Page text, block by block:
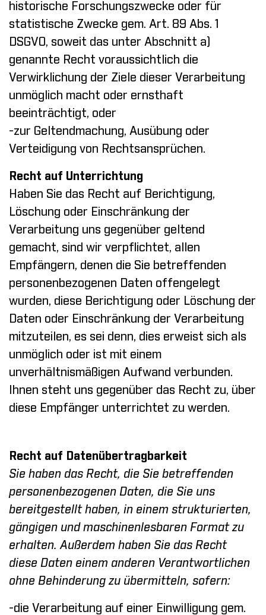
historische Forschungszwecke oder für
statistische Zwecke gem. Art. 89 Abs. 1
DSGVO, soweit das unter Abschnitt a)
genannte Recht voraussichtlich die
Verwirklichung der Ziele dieser Verarbeitung
unmöglich macht oder ernsthaft
beeinträchtigt, oder
-zur Geltendmachung, Ausübung oder
Verteidigung von Rechtsansprüchen.
Recht auf Unterrichtung
Haben Sie das Recht auf Berichtigung,
Löschung oder Einschränkung der
Verarbeitung uns gegenüber geltend
gemacht, sind wir verpflichtet, allen
Empfängern, denen die Sie betreffenden
personenbezogenen Daten offengelegt
wurden, diese Berichtigung oder Löschung der
Daten oder Einschränkung der Verarbeitung
mitzuteilen, es sei denn, dies erweist sich als
unmöglich oder ist mit einem
unverhältnismäßigen Aufwand verbunden.
Ihnen steht uns gegenüber das Recht zu, über
diese Empfänger unterrichtet zu werden.
Recht auf Datenübertragbarkeit
Sie haben das Recht, die Sie betreffenden
personenbezogenen Daten, die Sie uns
bereitgestellt haben, in einem strukturierten,
gängigen und maschinenlesbaren Format zu
erhalten. Außerdem haben Sie das Recht
diese Daten einem anderen Verantwortlichen
ohne Behinderung zu übermitteln, sofern:
-die Verarbeitung auf einer Einwilligung gem.